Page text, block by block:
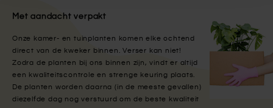
Met aandacht verpakt
Onze kamer- en tuinplanten komen elke ochtend
direct van de kweker binnen. Verser kan niet!
Zodra de planten bij ons binnen zijn, vindt er altijd
een kwaliteitscontrole en strenge keuring plaats.
De planten worden daarna (in de meeste gevallen)
diezelfde dag nog verstuurd om de beste kwaliteit